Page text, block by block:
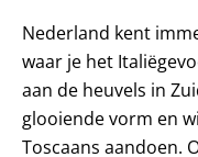
Nederland kent
waar je het
aan de heuvels in
glooiende vorm en
Toscaans aandoen.